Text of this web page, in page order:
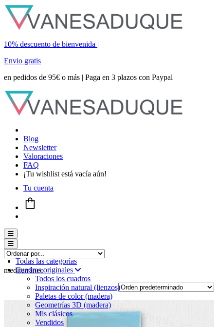
10% descuento de bienvenida |
Envio gratis
en pedidos de 95€ o más | Paga en 3 plazos con Paypal
Blog
Newsletter
Valoraciones
FAQ
¡Tu wishlist está vacía aún!
Tu cuenta
Menú conmutador hamburguesa
Todas las categorías
Cuadros originales
Todos los cuadros
Inspiración natural (lienzos)
Paletas de color (madera)
Geometrías 3D (madera)
Mis clásicos
Vendidos
Menú conmutador hamburguesa
mediterráneo